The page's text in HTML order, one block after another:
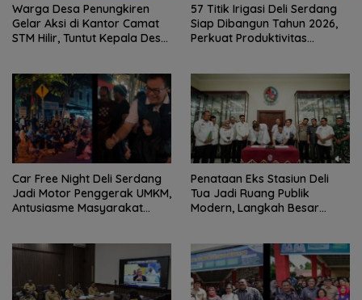
Warga Desa Penungkiren
Gelar Aksi di Kantor Camat
STM Hilir, Tuntut Kepala Desa
57 Titik Irigasi Deli Serdang
Siap Dibangun Tahun 2026,
Perkuat Produktivitas
Car Free Night Deli Serdang
Jadi Motor Penggerak UMKM,
Antusiasme Masyarakat
Penataan Eks Stasiun Deli
Tua Jadi Ruang Publik
Modern, Langkah Besar